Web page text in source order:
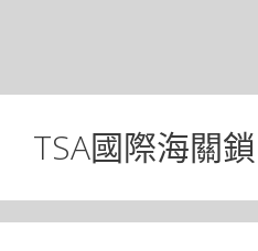
TSA國際海關鎖